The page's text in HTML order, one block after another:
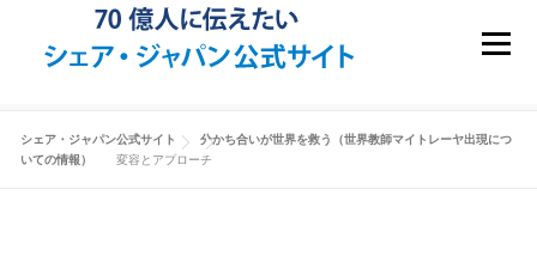
コンテンツへスキップ
メニ
変容とアプローチ
シェア・ジャパン公式サイト
分かち合いが世界を救う（世界教師マイトレーヤ出現につ
いての情報）
変容とアプローチ